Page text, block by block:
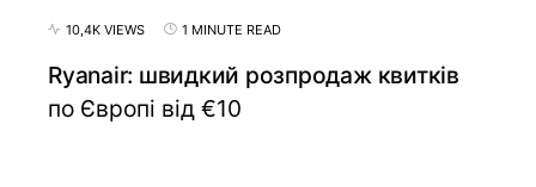
10,4K VIEWS 1 MINUTE READ
Ryanair: швидкий розпродаж квитків
по Європі від €10